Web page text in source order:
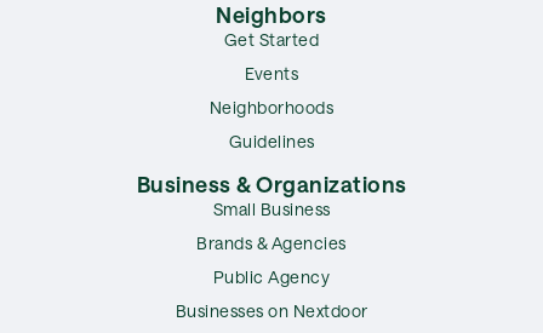
Neighbors
Get Started
Events
Neighborhoods
Guidelines
Business & Organizations
Small Business
Brands & Agencies
Public Agency
Businesses on Nextdoor